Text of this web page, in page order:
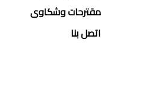
مقترحات وشكاوى
اتصل بنا